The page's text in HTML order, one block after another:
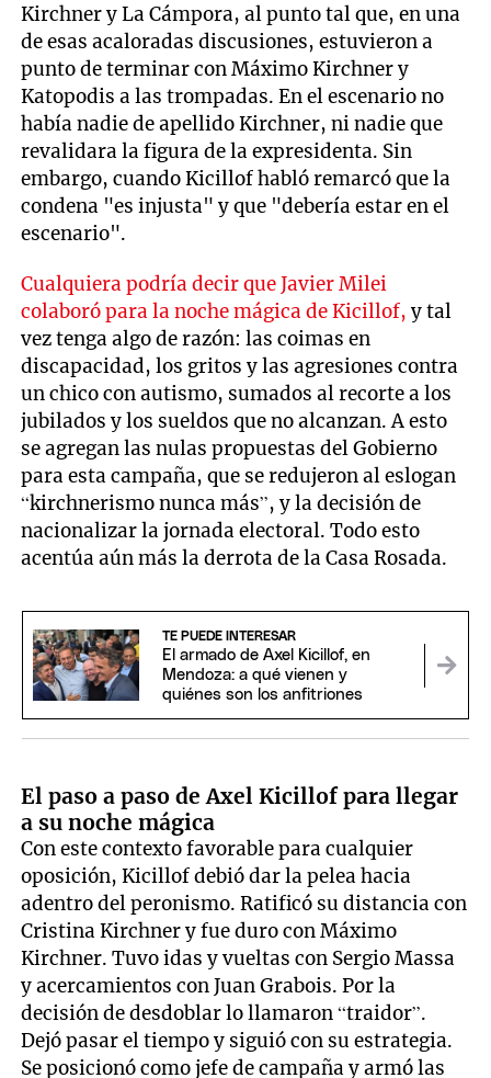
Kirchner y La Cámpora, al punto tal que, en una
de esas acaloradas discusiones, estuvieron a
punto de terminar con Máximo Kirchner y
Katopodis a las trompadas. En el escenario no
había nadie de apellido Kirchner, ni nadie que
revalidara la figura de la expresidenta. Sin
embargo, cuando Kicillof habló remarcó que la
condena "es injusta" y que "debería estar en el
escenario".
Cualquiera podría decir que Javier Milei
colaboró para la noche mágica de Kicillof,y tal
vez tenga algo de razón: las coimas en
discapacidad, los gritos y las agresiones contra
un chico con autismo, sumados al recorte a los
jubilados y los sueldos que no alcanzan. A esto
se agregan las nulas propuestas del Gobierno
para esta campaña, que se redujeron al eslogan
“kirchnerismo nunca más”, y la decisión de
nacionalizar la jornada electoral. Todo esto
acentúa aún más la derrota de la Casa Rosada.
TE PUEDE INTERESAR
El armado de Axel Kicillof, en
Mendoza: a qué vienen y
quiénes son los anfitriones
El paso a paso de Axel Kicillof para llegar
a su noche mágica
Con este contexto favorable para cualquier
oposición, Kicillof debió dar la pelea hacia
adentro del peronismo. Ratificó su distancia con
Cristina Kirchner y fue duro con Máximo
Kirchner. Tuvo idas y vueltas con Sergio Massa
y acercamientos con Juan Grabois. Por la
decisión de desdoblar lo llamaron “traidor”.
Dejó pasar el tiempo y siguió con su estrategia.
Se posicionó como jefe de campaña y armó las